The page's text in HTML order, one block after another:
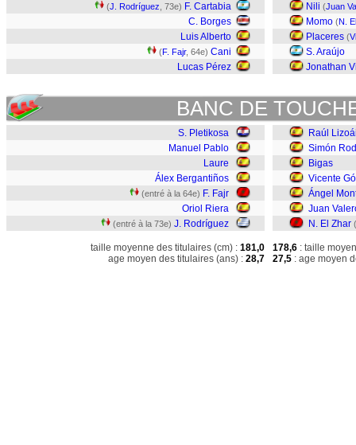
(J. Rodríguez , 73e) F. Cartabia
C. Borges
Luis Alberto
(F. Fajr, 64e) Cani
Lucas Pérez
Nili (Juan
Momo (N.
Placeres (
S. Araújo
Jonathan
BANC DE
S. Pletikosa
Manuel Pablo
Laure
Álex Bergantiños
(entré à la 64e) F. Fajr
Oriol Riera
(entré à la 73e) J. Rodríguez
taille moyenne des titulaires (cm) : 181,0
age moyen des titulaires (ans) : 28,7
Raúl
Simón
Bigas
Vicente
Ángel
Juan
N. El Zhar
178,6 : taille
27,5 : age moyen